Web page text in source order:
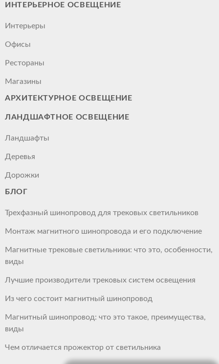
ИНТЕРЬЕРНОЕ ОСВЕЩЕНИЕ
Интерьеры
Офисы
Рестораны
Магазины
АРХИТЕКТУРНОЕ ОСВЕЩЕНИЕ
ЛАНДШАФТНОЕ ОСВЕЩЕНИЕ
Ландшафты
Деревья
Дорожки
БЛОГ
Трехфазный шинопровод для трековых светильников
Монтаж магнитного шинопровода и его подключение
Магнитные трековые светильники: что это, особенности,
виды
Лучшие производители трековых систем освещения
Из чего состоит магнитный шинопровод
Магнитный шинопровод: что это такое, преимущества,
виды
Чем отличается прожектор от светильника